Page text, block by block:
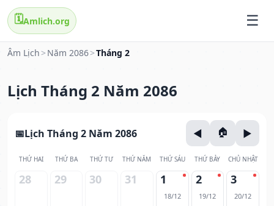
🗓️Amlich.org
Âm Lịch > Năm 2086>Tháng 2
Lịch Tháng 2 Năm 2086
Lịch Tháng 2 Năm 2086
THỨ HAI THỨ BA THỨ TƯ THỨ NĂM THỨ SÁU THỨ BẢY CHỦ NHẬT
28 29 30 31 1
18/12
2
19/12
3
20/12